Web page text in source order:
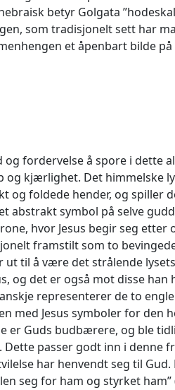
betyr Golgata
som tradisjonelt sett har
et åpenbart bilde
og fordervelse å spore i dette
og kjærlighet. Det himmelske
og foldede hender, og spiller
abstrakt symbol på selve
hvor Jesus begir seg etter
framstilt som to
ut til å være det strålende
og det er også mot disse han
representerer de to
med Jesus symboler for den
er Guds budbærere, og ble
Dette passer godt inn i denne
har henvendt seg til Gud.
seg for ham og styrket ham”